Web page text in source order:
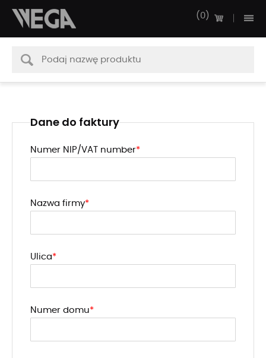
0
Dane do faktury
Numer NIP/VAT number
Nazwa firmy
Ulica
Numer domu